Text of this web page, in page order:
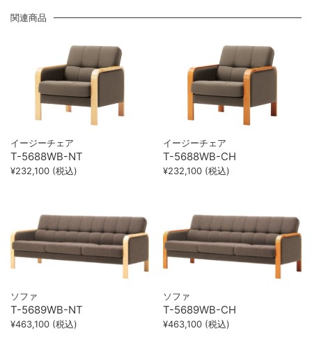
関連商品
イージーチェア
T-5688WB-NT
¥232,100 (税込)
イージーチェア
T-5688WB-CH
¥232,100 (税込)
ソファ
T-5689WB-NT
¥463,100 (税込)
ソファ
T-5689WB-CH
¥463,100 (税込)